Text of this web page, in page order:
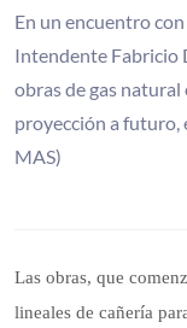
En un encuentro
Intendente Fabricio
obras de gas
proyección a futuro,
MAS)
Las obras, que
lineales de cañería